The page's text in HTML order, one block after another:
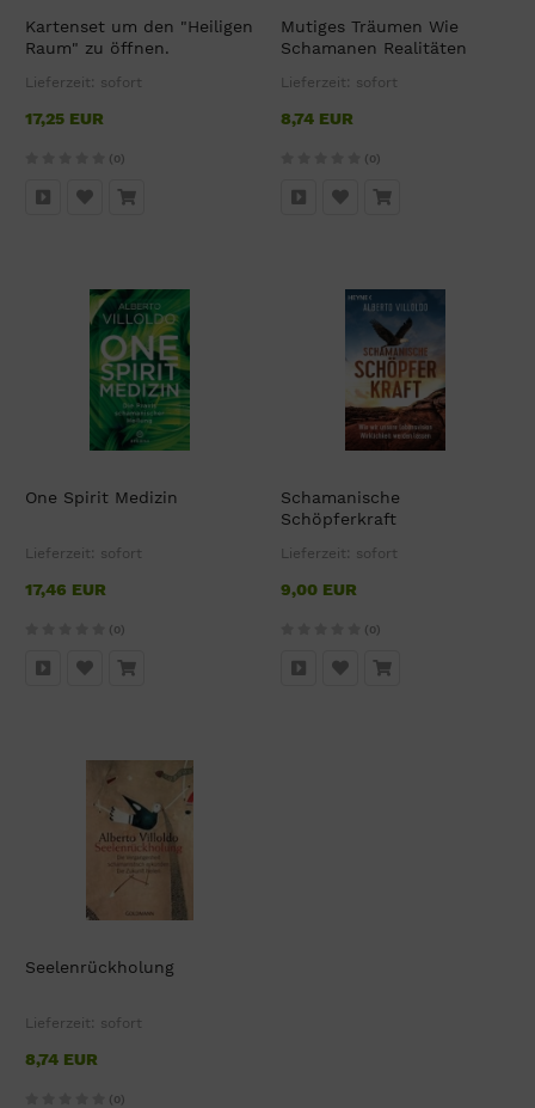
Kartenset um den "Heiligen
Raum" zu öffnen.
Lieferzeit: sofort
17,25 EUR
(0)
Mutiges Träumen Wie
Schamanen Realitäten
Lieferzeit: sofort
8,74 EUR
(0)
One Spirit Medizin
Lieferzeit: sofort
17,46 EUR
(0)
Schamanische
Schöpferkraft
Lieferzeit: sofort
9,00 EUR
(0)
Seelenrückholung
Lieferzeit: sofort
8,74 EUR
(0)